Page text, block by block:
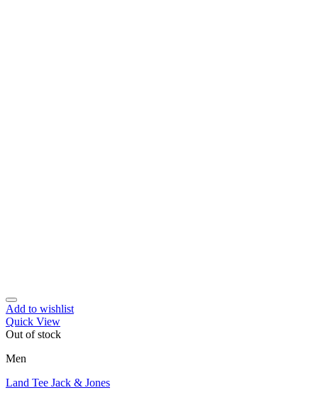
Add to wishlist
Quick View
Out of stock
Men
Land Tee Jack & Jones